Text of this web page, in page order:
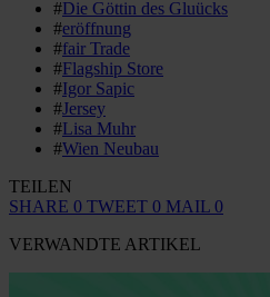
#Die Göttin des Gluücks
#eröffnung
#fair Trade
#Flagship Store
#Igor Sapic
#Jersey
#Lisa Muhr
#Wien Neubau
TEILEN
SHARE 0 TWEET 0 MAIL 0
VERWANDTE ARTIKEL